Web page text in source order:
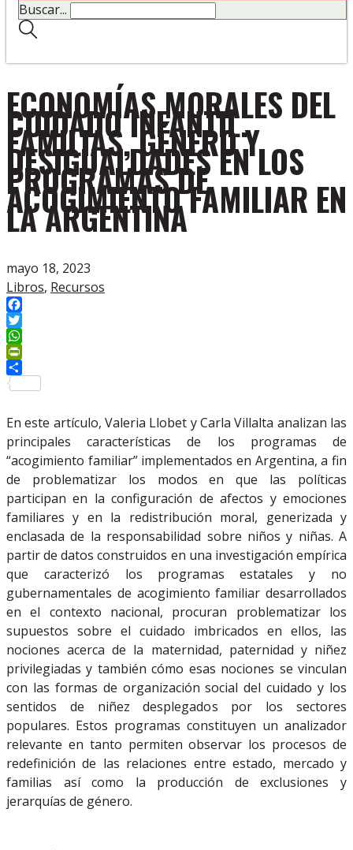
Buscar...
ECONOMÍAS MORALES DEL
CUIDADO INFANTIL.
FAMILIAS, GÉNERO Y
DESIGUALDADES EN LOS
PROGRAMAS DE
ACOGIMIENTO FAMILIAR EN
LA ARGENTINA
mayo 18, 2023
Libros, Recursos
Facebook
Twitter
WhatsApp
PrintFriendly
En este artículo, Valeria Llobet y Carla Villalta analizan las
principales características de los programas de
“acogimiento familiar” implementados en Argentina, a fin
de problematizar los modos en que las políticas
participan en la configuración de afectos y emociones
familiares y en la redistribución moral, generizada y
enclasada de la responsabilidad sobre niños y niñas. A
partir de datos construidos en una investigación empírica
que caracterizó los programas estatales y no
gubernamentales de acogimiento familiar desarrollados
en el contexto nacional, procuran problematizar los
supuestos sobre el cuidado imbricados en ellos, las
nociones acerca de la maternidad, paternidad y niñez
privilegiadas y también cómo esas nociones se vinculan
con las formas de organización social del cuidado y los
sentidos de niñez desplegados por los sectores
populares. Estos programas constituyen un analizador
relevante en tanto permiten observar los procesos de
redefinición de las relaciones entre estado, mercado y
familias así como la producción de exclusiones y
jerarquías de género.